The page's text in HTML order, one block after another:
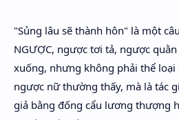
"Sủng lâu sẽ thành hôn" là một
NGƯỢC, ngược tơi tả, ngược
xuống, nhưng không phải thể
ngược nữ thường thấy, mà là tác
giả bằng đống cẩu lương thượng